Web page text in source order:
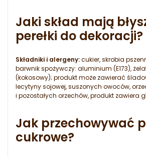
Jaki skład mają
perełki do dekoracji?
Składniki i alergeny:cukier, skrobia
barwnik spożywczy: aluminium (E173),
(kokosowy); produkt może zawierać
lecytyny sojowej, suszonych owoców,
i pozostałych orzechów, produkt zawiera
Jak przechowywać
cukrowe?